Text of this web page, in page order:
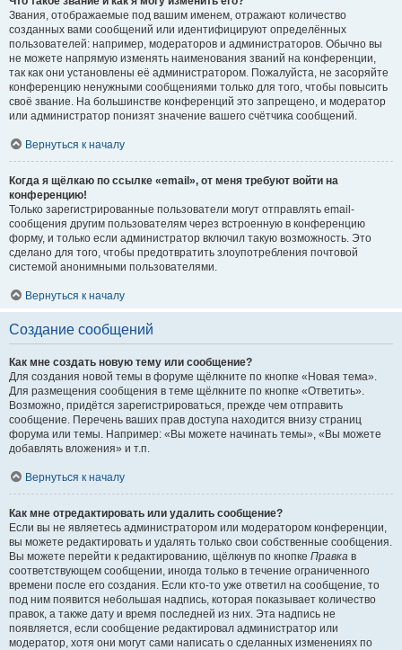
Звания, отображаемые под вашим именем, отражают количество
созданных вами сообщений или идентифицируют определённых
пользователей: например, модераторов и администраторов. Обычно вы
не можете напрямую изменять наименования званий на конференции,
так как они установлены её администратором. Пожалуйста, не засоряйте
конференцию ненужными сообщениями только для того, чтобы повысить
своё звание. На большинстве конференций это запрещено, и модератор
или администратор понизят значение вашего счётчика сообщений.
Вернуться к началу
Когда я щёлкаю по ссылке «email», от меня требуют войти на
конференцию!
Только зарегистрированные пользователи могут отправлять email-
сообщения другим пользователям через встроенную в конференцию
форму, и только если администратор включил такую возможность. Это
сделано для того, чтобы предотвратить злоупотребления почтовой
системой анонимными пользователями.
Вернуться к началу
Создание сообщений
Как мне создать новую тему или сообщение?
Для создания новой темы в форуме щёлкните по кнопке «Новая тема».
Для размещения сообщения в теме щёлкните по кнопке «Ответить».
Возможно, придётся зарегистрироваться, прежде чем отправить
сообщение. Перечень ваших прав доступа находится внизу страниц
форума или темы. Например: «Вы можете начинать темы», «Вы можете
добавлять вложения» и т.п.
Вернуться к началу
Как мне отредактировать или удалить сообщение?
Если вы не являетесь администратором или модератором конференции,
вы можете редактировать и удалять только свои собственные сообщения.
Вы можете перейти к редактированию, щёлкнув по кнопке Правка в
соответствующем сообщении, иногда только в течение ограниченного
времени после его создания. Если кто-то уже ответил на сообщение, то
под ним появится небольшая надпись, которая показывает количество
правок, а также дату и время последней из них. Эта надпись не
появляется, если сообщение редактировал администратор или
модератор, хотя они могут сами написать о сделанных изменениях по